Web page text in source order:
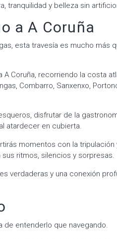
tranquilidad y belleza sin
a A Coruña
esta travesía es mucho más
Coruña, recorriendo la costa
Combarro, Sanxenxo,
disfrutar de la
atardecer en cubierta.
momentos con la tripulación
ritmos, silencios y sorpresas.
verdaderas y una conexión
de entenderlo que navegando.